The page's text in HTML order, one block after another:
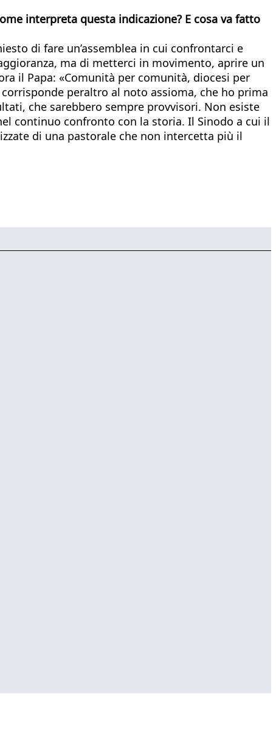
interpreta questa indicazione? E cosa va fatto
di fare un’assemblea in cui confrontarci e
ma di metterci in movimento, aprire un
il Papa: «Comunità per comunità, diocesi per
peraltro al noto assioma, che ho prima
che sarebbero sempre provvisori. Non esiste
continuo confronto con la storia. Il Sinodo a cui il
di una pastorale che non intercetta più il